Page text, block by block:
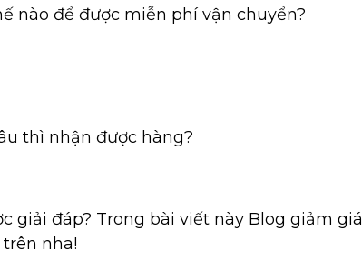
nào để được miễn phí vận chuyển?
thì nhận được hàng?
giải đáp? Trong bài viết này Blog giảm giá
nha!